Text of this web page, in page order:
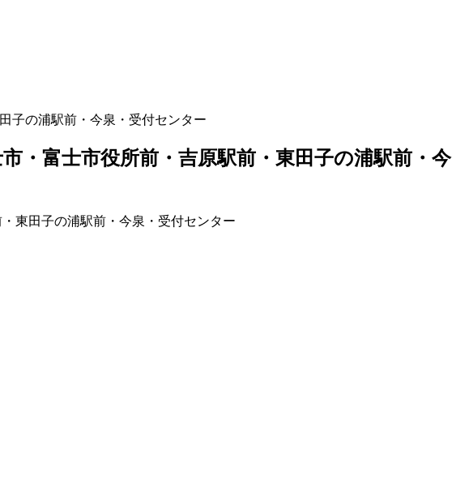
子の浦駅前・今泉・受付センター
・富士市役所前・吉原駅前・東田子の浦駅前・今